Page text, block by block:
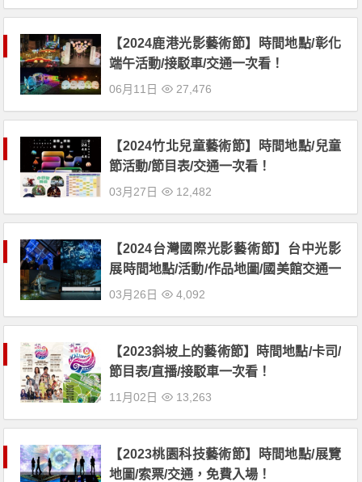
【2024鹿港光影藝術節】時間地點/彰化
端午活動/接駁車/交通一次看！
06月11日 27,476
【2024竹北兒童藝術節】時間地點/兒童
節活動/節目表/交通一次看！
03月27日 12,482
【2024台灣國際光影藝術節】台中光影
展時間地點/活動/作品地圖/國美館交通一
次看！
03月26日 4,092
【2023斜坡上的藝術節】時間地點/卡司/
節目表/直播/接駁車一次看！
11月02日 13,263
【2023桃園科技藝術節】時間地點/展覽
地圖/索票/交通，免費入場！